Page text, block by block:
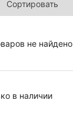
в наличии
не найдено